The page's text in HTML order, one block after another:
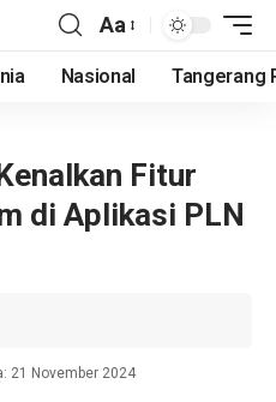
Aa
Nasional Tangerang
Fitur
di Aplikasi PLN
21 November 2024